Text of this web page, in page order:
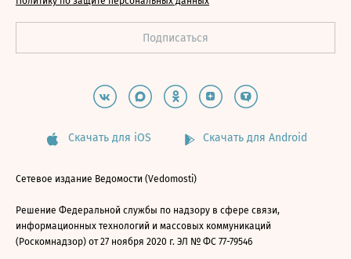
Скачать для iOS Скачать для Android
Сетевое издание Ведомости (Vedomosti)
Решение Федеральной службы по надзору в сфере связи,
информационных технологий и массовых коммуникаций
(Роскомнадзор) от 27 ноября 2020 г. ЭЛ № ФС 77-79546